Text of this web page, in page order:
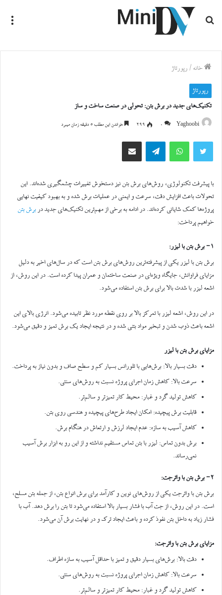
جستجو
خانه / رپورتاژ
رپورتاژ
تکنیک‌های جدید در برش بتن: تحولی در صنعت ساخت و ساز
Yaghoobi
0
299 خواندن این مطلب 5 دقیقه زمان میبرد
توییتر واتس آپ تلگرام اشتراک گذاری از طریق ایمیل
با پیشرفت تکنولوژی، روش‌های برش بتن نیز دستخوش تغییرات چشمگیری شده‌اند. این
تحولات باعث افزایش دقت، سرعت و ایمنی در عملیات برش شده و به بهبود کیفیت نهایی
پروژه‌ها کمک شایانی کرده‌اند. در ادامه به برخی از مهم‌ترین تکنیک‌های جدید در برش بتن
خواهیم پرداخت:
1- برش بتن با لیزر:
برش بتن با لیزر یکی از پیشرفته‌ترین روش‌های برش بتن است که در سال‌های اخیر به دلیل
مزایای فراوانش، جایگاه ویژه‌ای در صنعت ساختمان و عمران پیدا کرده است. در این روش، از
اشعه لیزر با شدت بالا برای برش بتن استفاده می‌شود.
در این روش، اشعه لیزر با تمرکز بالا بر روی نقطه مورد نظر تابیده می‌شود. انرژی بالای این
اشعه باعث ذوب شدن و تبخیر مواد بتنی شده و در نتیجه ایجاد یک برش تمیز و دقیق می‌شود.
مزایای برش بتن با لیزر
دقت بسیار بالا: برش‌هایی با تلورانس بسیار کم و سطح صاف و بدون نیاز به پرداخت.
سرعت بالا: کاهش زمان اجرای پروژه نسبت به روش‌های سنتی.
کاهش تولید گرد و غبار: محیط کار تمیزتر و سالم‌تر.
قابلیت برش پیچیده: امکان ایجاد طرح‌های پیچیده و هندسی روی بتن.
کاهش آسیب به سازه: عدم ایجاد لرزش و ارتعاش در هنگام برش.
برش بدون تماس: لیزر با بتن تماس مستقیم نداشته و از این رو به ابزار برش آسیب
نمی‌رساند.
2- برش بتن با واترجت:
برش بتن با واترجت یکی از روش‌های نوین و کارآمد برای برش انواع بتن، از جمله بتن مسلح،
است. در این روش، از جت آب با فشار بسیار بالا استفاده می‌شود تا بتن را برش دهد. آب با
فشار زیاد به داخل بتن نفوذ کرده و باعث ایجاد ترک و در نهایت برش آن می‌شود.
مزایای برش بتن با واترجت:
دقت بالا: برش‌های بسیار دقیق و تمیز با حداقل آسیب به سازه اطراف.
سرعت بالا: کاهش زمان اجرای پروژه نسبت به روش‌های سنتی.
کاهش تولید گرد و غبار: محیط کار تمیزتر و سالم‌تر.